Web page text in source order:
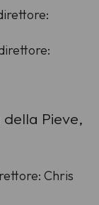
Pieve,
Chris